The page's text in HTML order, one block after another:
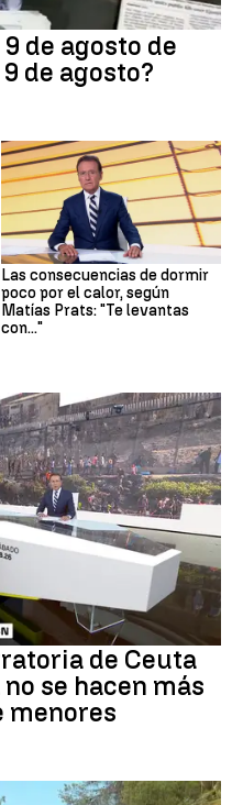
de agosto de
de agosto?
Las consecuencias de dormir
poco por el calor, según
Matías Prats: "Te levantas
con..."
de Ceuta
se hacen más
menores